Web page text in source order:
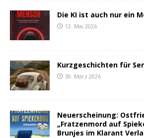
Die KI ist auch nur ein
12. Mai 2026
Kurzgeschichten für
30. März 2026
Neuerscheinung:
„Fratzenmord auf
Brunjes im Klarant